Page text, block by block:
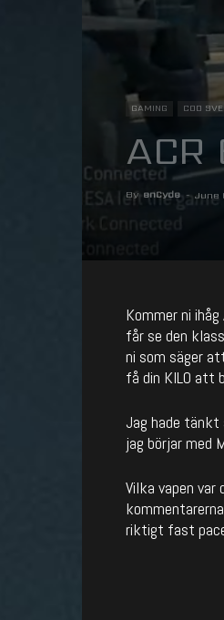
GAMING COD
By enCyde - June
Kommer ni
får se den
ni som säger
få din KILO att
Jag hade
jag börjar med
Vilka vapen
riktigt fast